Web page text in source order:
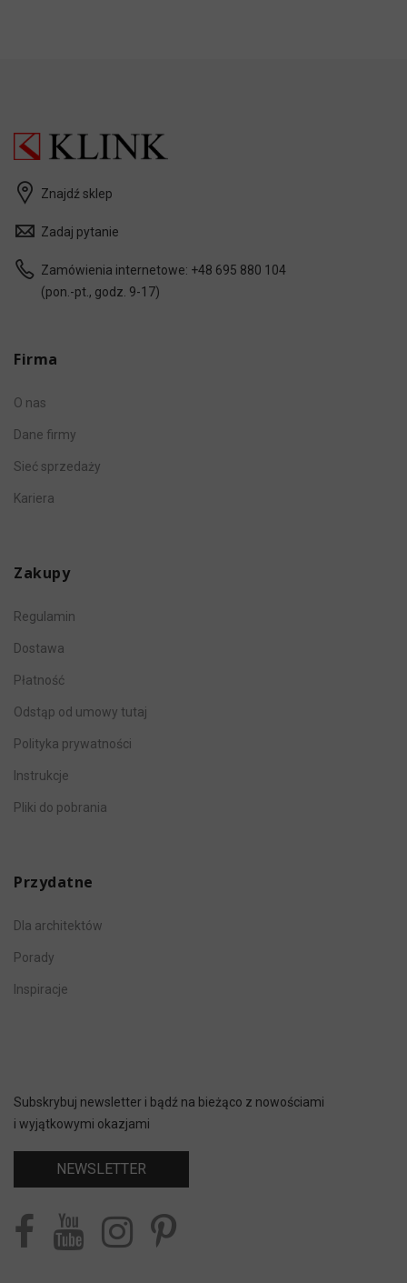
Znajdź sklep
Zadaj pytanie
Zamówienia internetowe: +48 695 880 104
(pon.-pt., godz. 9-17)
Firma
O nas
Dane firmy
Sieć sprzedaży
Kariera
Zakupy
Regulamin
Dostawa
Płatność
Odstąp od umowy tutaj
Polityka prywatności
Instrukcje
Pliki do pobrania
Przydatne
Dla architektów
Porady
Inspiracje
Subskrybuj newsletter i bądź na bieżąco z nowościami
i wyjątkowymi okazjami
NEWSLETTER